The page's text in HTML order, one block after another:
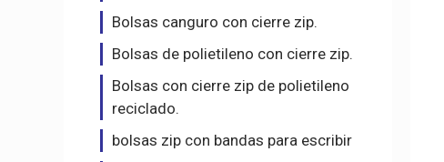
Bolsas canguro con cierre zip.
Bolsas de polietileno con cierre zip.
Bolsas con cierre zip de polietileno
reciclado.
bolsas zip con bandas para escribir